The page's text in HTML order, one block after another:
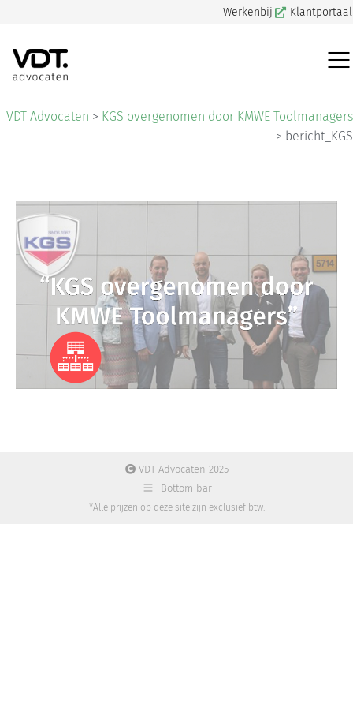
Werkenbij Klantportaal
VDT Advocaten > KGS overgenomen door KMWE Toolmanagers
> bericht_KGS
VDT Advocaten 2025
Bottom bar
*Alle prijzen op deze site zijn exclusief btw.